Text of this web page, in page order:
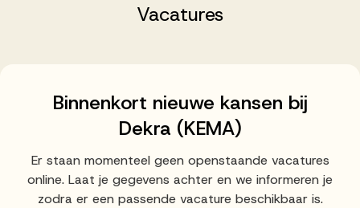
Successen
Succesverhalen
Vervulde vacatures
Vacatures
Binnenkort nieuwe kansen bij
Dekra (KEMA)
Er staan momenteel geen openstaande vacatures
online. Laat je gegevens achter en we informeren je
zodra er een passende vacature beschikbaar is.